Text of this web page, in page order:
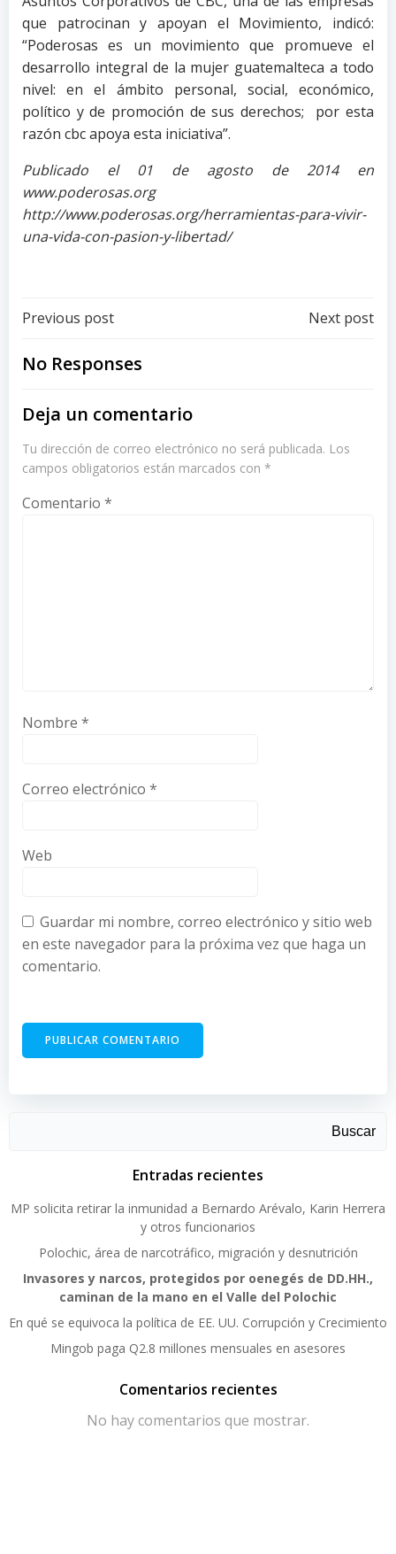
que patrocinan y apoyan el Movimiento, indicó:
“Poderosas es un movimiento que promueve el
desarrollo integral de la mujer guatemalteca a todo
nivel: en el ámbito personal, social, económico,
político y de promoción de sus derechos; por esta
razón cbc apoya esta iniciativa”.
Publicado el 01 de agosto de 2014 en
www.poderosas.org
http://www.poderosas.org/herramientas-para-vivir-
una-vida-con-pasion-y-libertad/
Post
navigation
Previous post Next post
No Responses
Deja un comentario
Tu dirección de correo electrónico no será publicada. Los
campos obligatorios están marcados con *
Comentario *
Nombre *
Correo electrónico *
Web
Guardar mi nombre, correo electrónico y sitio web
en este navegador para la próxima vez que haga un
comentario.
Buscar
Entradas recientes
MP solicita retirar la inmunidad a Bernardo Arévalo, Karin Herrera
y otros funcionarios
Polochic, área de narcotráfico, migración y desnutrición
Invasores y narcos, protegidos por oenegés de DD.HH.,
caminan de la mano en el Valle del Polochic
En qué se equivoca la política de EE. UU. Corrupción y Crecimiento
Mingob paga Q2.8 millones mensuales en asesores
Comentarios recientes
No hay comentarios que mostrar.